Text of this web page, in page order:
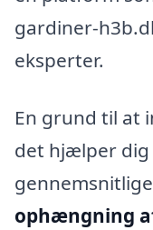
gardiner-
eksperter.
En grund til at
det hjælper dig
ophængning